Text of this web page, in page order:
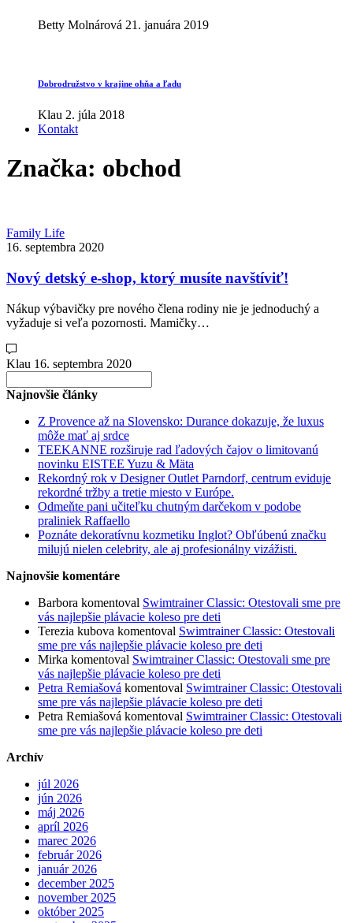
Betty Molnárová 21. januára 2019
Dobrodružstvo v krajine ohňa a ľadu
Klau 2. júla 2018
Kontakt
Značka: obchod
Family Life
16. septembra 2020
Nový detský e-shop, ktorý musíte navštíviť!
Nákup výbavičky pre nového člena rodiny nie je jednoduchý a
vyžaduje si veľa pozornosti. Mamičky…
Klau 16. septembra 2020
for:
Najnovšie články
Z Provence až na Slovensko: Durance dokazuje, že luxus
môže mať aj srdce
TEEKANNE rozširuje rad ľadových čajov o limitovanú
novinku EISTEE Yuzu & Mäta
Rekordný rok v Designer Outlet Parndorf, centrum eviduje
rekordné tržby a tretie miesto v Európe.
Odmeňte pani učiteľku chutným darčekom v podobe
praliniek Raffaello
Poznáte dekoratívnu kozmetiku Inglot? Obľúbenú značku
milujú nielen celebrity, ale aj profesionálny vizážisti.
Najnovšie komentáre
Barbora komentoval Swimtrainer Classic: Otestovali sme pre
vás najlepšie plávacie koleso pre deti
Terezia kubova komentoval Swimtrainer Classic: Otestovali
sme pre vás najlepšie plávacie koleso pre deti
Mirka komentoval Swimtrainer Classic: Otestovali sme pre
vás najlepšie plávacie koleso pre deti
Petra Remiašová komentoval Swimtrainer Classic: Otestovali
sme pre vás najlepšie plávacie koleso pre deti
Petra Remiašová komentoval Swimtrainer Classic: Otestovali
sme pre vás najlepšie plávacie koleso pre deti
Archív
júl 2026
jún 2026
máj 2026
apríl 2026
marec 2026
február 2026
január 2026
december 2025
november 2025
október 2025